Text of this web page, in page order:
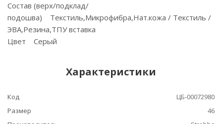
Состав (верх/подклад/
подошва) Текстиль,Микрофибра,Нат.кожа / Текстиль /
ЭВА,Резина,ТПУ вставка
Цвет Серый
Характеристики
Код
ЦБ-00072980
Размер
46